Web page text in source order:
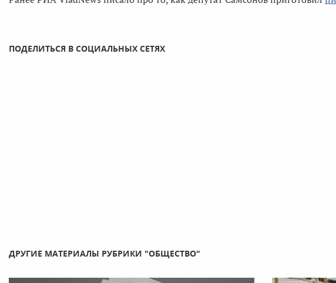
ПОДЕЛИТЬСЯ В СОЦИАЛЬНЫХ СЕТЯХ
ДРУГИЕ МАТЕРИАЛЫ РУБРИКИ "ОБЩЕСТВО"